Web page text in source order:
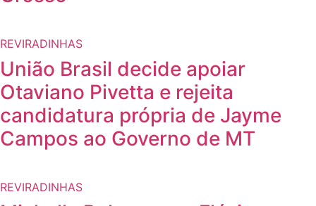
REVIRADINHAS
União Brasil decide apoiar
Otaviano Pivetta e rejeita
candidatura própria de Jayme
Campos ao Governo de MT
REVIRADINHAS